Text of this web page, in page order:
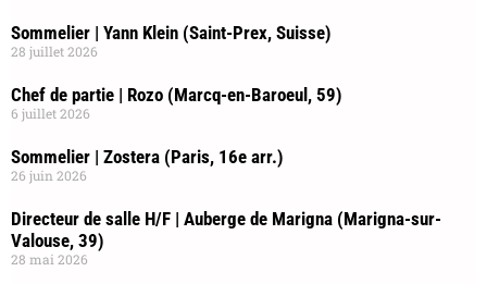
Sommelier | Yann Klein (Saint-Prex, Suisse)
28 juillet 2026
Chef de partie | Rozo (Marcq-en-Baroeul, 59)
6 juillet 2026
Sommelier | Zostera (Paris, 16e arr.)
26 juin 2026
Directeur de salle H/F | Auberge de Marigna (Marigna-sur-
Valouse, 39)
28 mai 2026